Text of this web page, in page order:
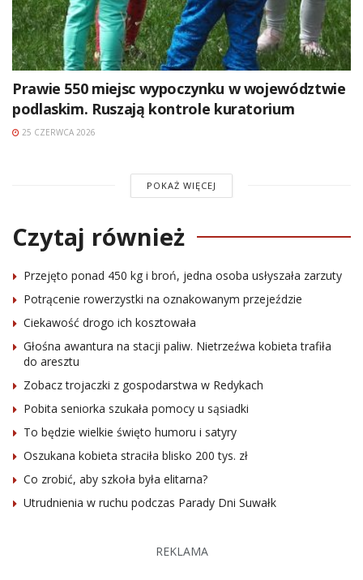
Prawie 550 miejsc wypoczynku w województwie
podlaskim. Ruszają kontrole kuratorium
25 CZERWCA 2026
POKAŻ WIĘCEJ
Czytaj również
Przejęto ponad 450 kg i broń, jedna osoba usłyszała zarzuty
Potrącenie rowerzystki na oznakowanym przejeździe
Ciekawość drogo ich kosztowała
Głośna awantura na stacji paliw. Nietrzeźwa kobieta trafiła
do aresztu
Zobacz trojaczki z gospodarstwa w Redykach
Pobita seniorka szukała pomocy u sąsiadki
To będzie wielkie święto humoru i satyry
Oszukana kobieta straciła blisko 200 tys. zł
Co zrobić, aby szkoła była elitarna?
Utrudnienia w ruchu podczas Parady Dni Suwałk
REKLAMA